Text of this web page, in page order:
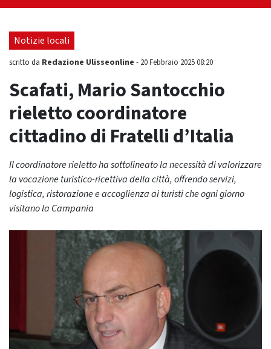
Notizie locali
scritto da Redazione Ulisseonline - 20 Febbraio 2025 08:20
Scafati, Mario Santocchio
rieletto coordinatore
cittadino di Fratelli d’Italia
Il coordinatore rieletto ha sottolineato la necessità di valorizzare
la vocazione turistico-ricettiva della città, offrendo servizi,
logistica, ristorazione e accoglienza ai turisti che ogni giorno
visitano la Campania